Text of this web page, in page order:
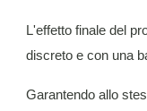
L'effetto finale del
discreto e con una
Garantendo allo